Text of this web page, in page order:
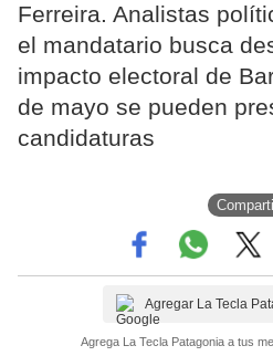
Ferreira. Analistas
el mandatario busca
impacto electoral de
de mayo se pueden
candidaturas
Agregar La Tecla
Agrega La Tecla Patagonia a tus